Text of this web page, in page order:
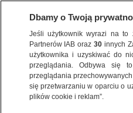
WROCŁAW
Dbamy o Twoją
Jeśli użytkownik wyrazi na
Partnerów IAB oraz30 innych
użytkownika i uzyskiwać do
przeglądania. Odbywa się
przeglądania
się przetwarzaniu w oparciu o
plików cookie i reklam”.